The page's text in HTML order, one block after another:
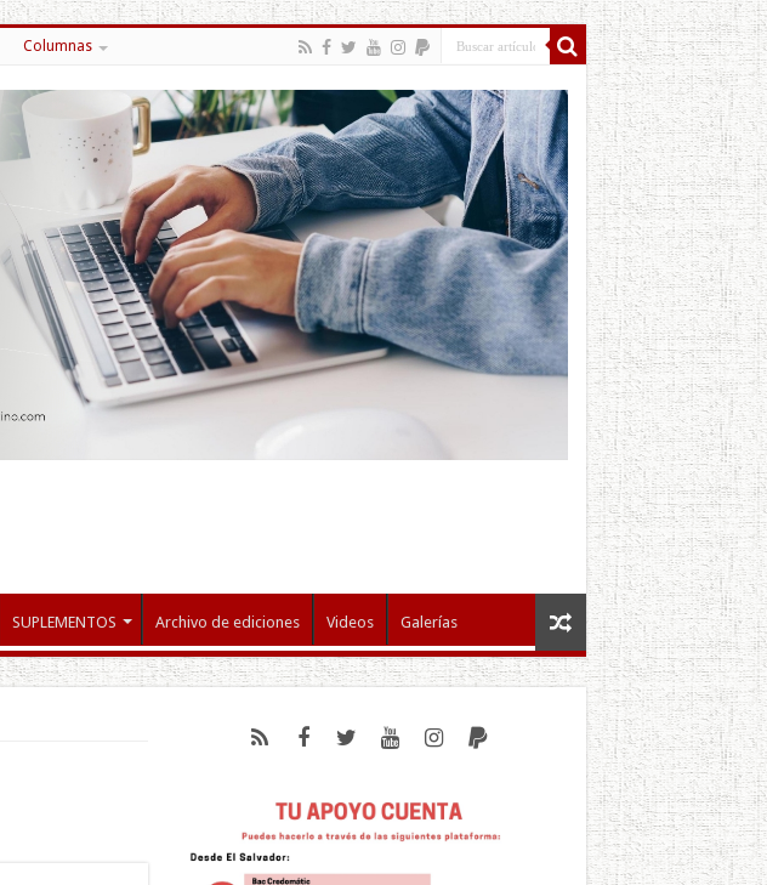
Columnas
SUPLEMENTOS Archivo de ediciones Videos Galerías